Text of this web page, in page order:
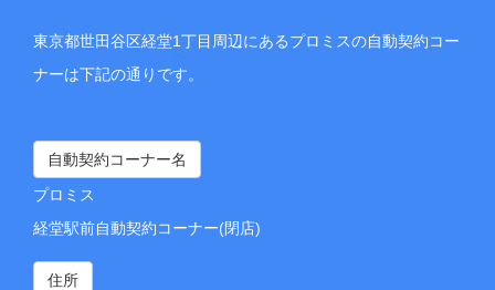
東京都世田谷区経堂1丁目周辺にあるプロミスの自動契約コー
ナーは下記の通りです。
自動契約コーナー名
プロミス
経堂駅前自動契約コーナー(閉店)
住所